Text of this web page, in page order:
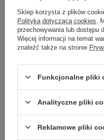
Zadzwoń+48 601 547 740
skład materiału : 90% bawełna ,
sposób prania : pranie w pralce w
Kod produktu
RV-BL-7670.31
RELEVANCE
casual
gładki
dominujący
Sklep korzysta z plików
Polityką dotyczącą cookies .
przechowywania lub dostępu
Więcej informacji na temat
znaleźć także na stronie
Funkcjonalne pliki
Analityczne pliki
Reklamowe pliki